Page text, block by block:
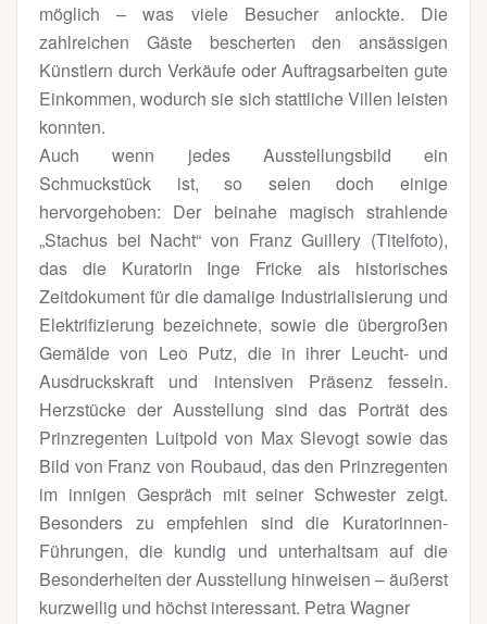
möglich – was viele Besucher anlockte. Die
zahlreichen Gäste bescherten den ansässigen
Künstlern durch Verkäufe oder Auftragsarbeiten gute
Einkommen, wodurch sie sich stattliche Villen leisten
konnten.
Auch wenn jedes Ausstellungsbild ein
Schmuckstück ist, so seien doch einige
hervorgehoben: Der beinahe magisch strahlende
„Stachus bei Nacht“ von Franz Guillery (Titelfoto),
das die Kuratorin Inge Fricke als historisches
Zeitdokument für die damalige Industrialisierung und
Elektrifizierung bezeichnete, sowie die übergroßen
Gemälde von Leo Putz, die in ihrer Leucht- und
Ausdruckskraft und intensiven Präsenz fesseln.
Herzstücke der Ausstellung sind das Porträt des
Prinzregenten Luitpold von Max Slevogt sowie das
Bild von Franz von Roubaud, das den Prinzregenten
im innigen Gespräch mit seiner Schwester zeigt.
Besonders zu empfehlen sind die Kuratorinnen-
Führungen, die kundig und unterhaltsam auf die
Besonderheiten der Ausstellung hinweisen – äußerst
kurzweilig und höchst interessant. Petra Wagner